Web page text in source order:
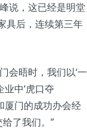
说，这已经是明堂
具后，连续第三年
会晤时，我们以‘一
中‘虎口夺
厦门的成功办会经
了我们。”